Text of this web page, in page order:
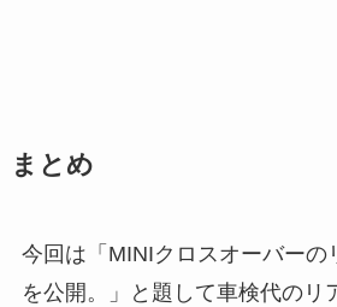
まとめ
今回は「MINIクロスオーバーの
を公開。」と題して車検代のリ